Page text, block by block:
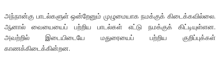
அந்நான்கு பாடல்களுள் ஒன்றேனும் முழுமையாக நமக்குக் கிடைக்கவில்லை.
ஆனால் வையையைப் பற்றிய பாடல்கள் எட்டு நமக்குக் கிட்டியுள்ளன.
அவற்றில் இடையிடையே மதுரையைப் பற்றிய குறிப்புக்கள்
காணக்கிடைக்கின்றன.